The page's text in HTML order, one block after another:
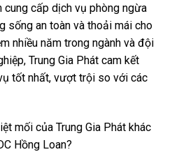
cấp dịch vụ phòng ngừa
sống an toàn và thoải mái cho
nhiều năm trong ngành và đội
Trung Gia Phát cam kết
tốt nhất, vượt trội so với các
mối của Trung Gia Phát khác
Hồng Loan?